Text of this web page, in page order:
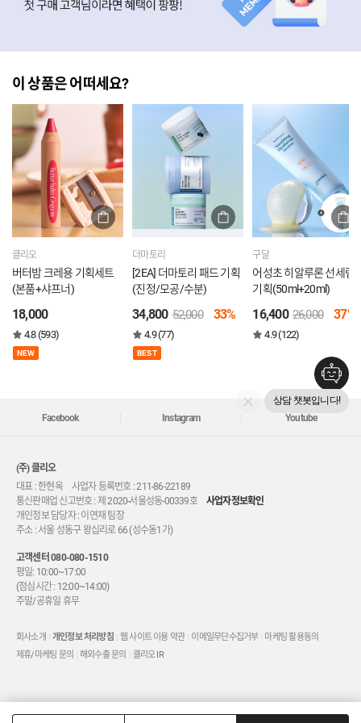
이 상품은 어떠세요?
클리오
버터밤 크레용 기획세트
(본품+샤프너)
18,000
4.8 (593)
NEW
더마토리
[2EA] 더마토리 패드 기획
(진정/모공/수분)
34,800 52,000 33%
4.9 (77)
BEST
구달
어성초 히알루론 선세럼
기획(50ml+20ml)
16,400 26,000 37%
4.9 (122)
Facebook Instagram Youtube
(주) 클리오
대표 : 한현옥 사업자 등록번호 : 211-86-22189
통신판매업 신고번호 : 제 2020-서울성동-00339호사업자정보확인
개인정보 담당자 : 이연재 팀장
주소 : 서울 성동구 왕십리로 66 (성수동1가)
고객센터080-080-1510
평일: 10:00~17:00
(점심시간 : 12:00~14:00)
주말/공휴일 휴무
회사소개 개인정보 처리방침 웹 사이트 이용 약관 이메일무단수집거부
마케팅 활용동의
제휴/마케팅 문의
해외수출 문의 클리오 IR
상담 챗봇입니다!